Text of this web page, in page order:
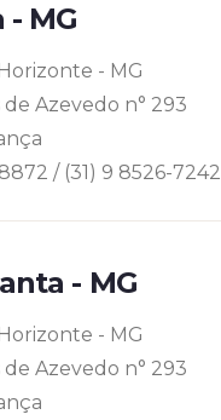
MG
- MG
Azevedo n° 293
/ (31) 9 8526-7242
- MG
- MG
Azevedo n° 293